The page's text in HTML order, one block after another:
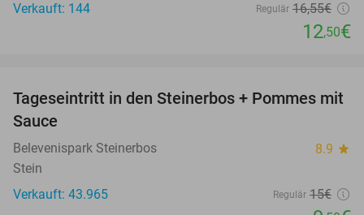
Verkauft: 144
Regulär 16,55€
12,50€
37%
Tageseintritt in den Steinerbos + Pommes mit
Sauce
Belevenispark Steinerbos 8.9 star
Stein
Verkauft: 43.965
Regulär 15€